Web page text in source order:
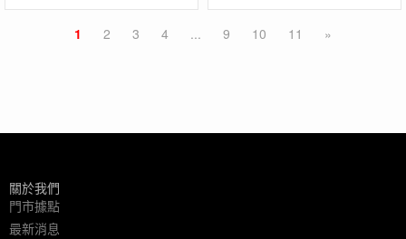
1 2 3 4 ... 9 10 11 »
關於我們
門市據點
最新消息